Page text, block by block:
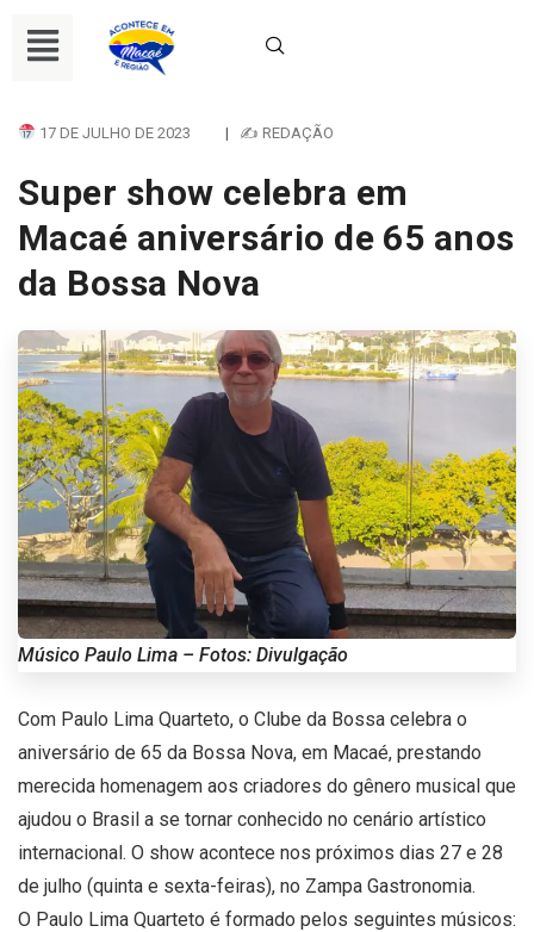
17 DE JULHO DE 2023 | ✍ REDAÇÃO
Super show celebra em
Macaé aniversário de 65 anos
da Bossa Nova
Músico Paulo Lima – Fotos: Divulgação
Com Paulo Lima Quarteto, o Clube da Bossa celebra o
aniversário de 65 da Bossa Nova, em Macaé, prestando
merecida homenagem aos criadores do gênero musical que
ajudou o Brasil a se tornar conhecido no cenário artístico
internacional. O show acontece nos próximos dias 27 e 28
de julho (quinta e sexta-feiras), no Zampa Gastronomia.
O Paulo Lima Quarteto é formado pelos seguintes músicos: